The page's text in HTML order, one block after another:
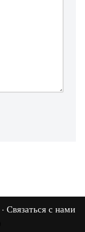
· Связаться с нами